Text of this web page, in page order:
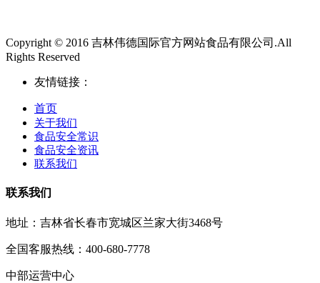
Copyright © 2016 吉林伟德国际官方网站食品有限公司.All
Rights Reserved
友情链接：
首页
关于我们
食品安全常识
食品安全资讯
联系我们
联系我们
地址：吉林省长春市宽城区兰家大街3468号
全国客服热线：400-680-7778
中部运营中心